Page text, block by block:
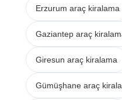
Erzurum araç kiralama
Gaziantep araç
Giresun araç kiralama
Gümüşhane araç